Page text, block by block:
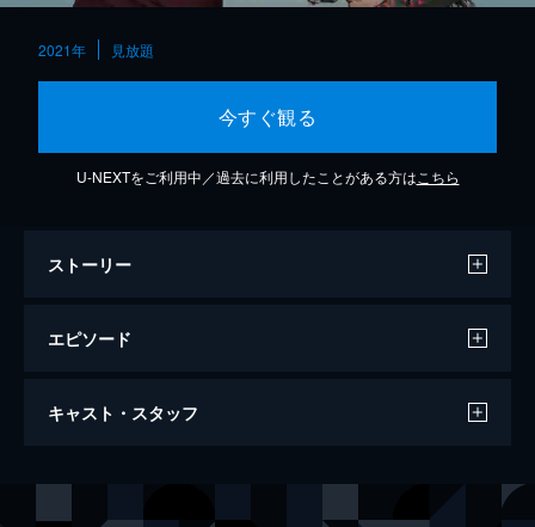
2021年 見放題
今すぐ観る
U-NEXTをご利用中／過去に利用したことがある方は こちら
ストーリー
エピソード
第1話 "世界一"の恋が始まる
られたアシスタントの和泉遥（久保田紗友）
キャスト・スタッフ